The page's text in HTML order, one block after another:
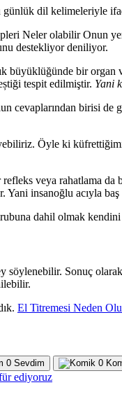
dil kelimeleriyle
Onun
destekliyor deniliyor.
büyüklüğünde bir
tespit edilmiştir. Yani
cevaplarından birisi de
Öyle ki
refleks veya rahatlama
insanoğlu acıyla
dahil olmak
Sonuç
El Titremesi Neden
0 Sevdim 0
ediyoruz